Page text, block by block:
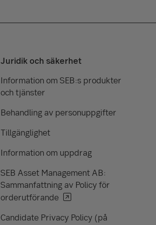
Juridik och säkerhet
Information om SEB:s produkter
och tjänster
Behandling av personuppgifter
Tillgänglighet
Information om uppdrag
SEB Asset Management AB:
Sammanfattning av Policy för
orderutförande
Candidate Privacy Policy (på